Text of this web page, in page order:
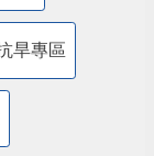
旱專區